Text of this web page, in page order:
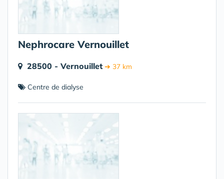
Nephrocare Vernouillet
28500 - Vernouillet ➔ 37 km
Centre de dialyse